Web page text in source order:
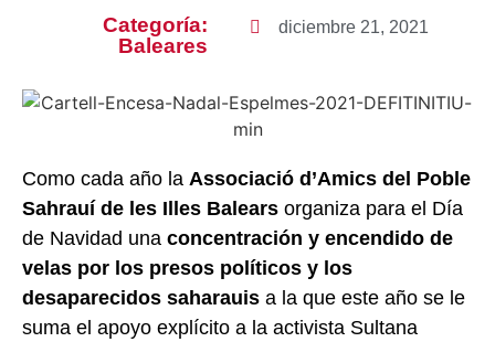
Categoría:
Baleares
diciembre 21, 2021
Como cada año la Associació d’Amics del Poble
Sahrauí de les Illes Balears organiza para el Día
de Navidad una concentración y encendido de
velas por los presos políticos y los
desaparecidos saharauis a la que este año se le
suma el apoyo explícito a la activista Sultana